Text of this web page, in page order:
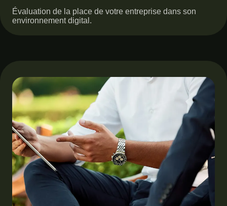
Évaluation de la place de votre entreprise dans son
environnement digital.